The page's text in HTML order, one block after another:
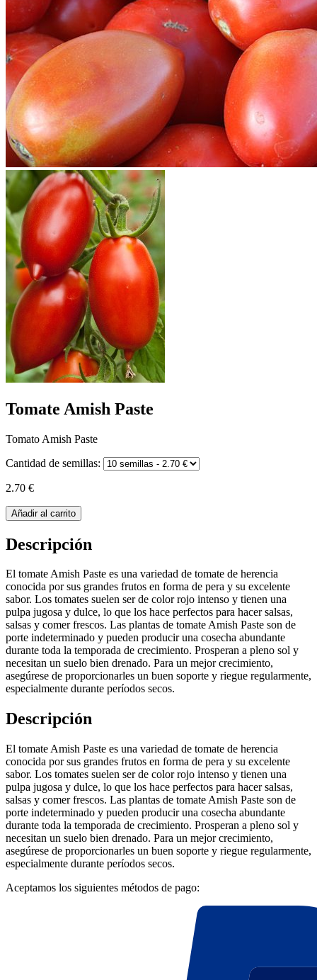
Tomate Amish Paste
Tomato Amish Paste
Cantidad de semillas:
2.70 €
Añadir al carrito
Descripción
El tomate Amish Paste es una variedad de tomate de herencia
conocida por sus grandes frutos en forma de pera y su excelente
sabor. Los tomates suelen ser de color rojo intenso y tienen una
pulpa jugosa y dulce, lo que los hace perfectos para hacer salsas,
salsas y comer frescos. Las plantas de tomate Amish Paste son de
porte indeterminado y pueden producir una cosecha abundante
durante toda la temporada de crecimiento. Prosperan a pleno sol y
necesitan un suelo bien drenado. Para un mejor crecimiento,
asegúrese de proporcionarles un buen soporte y riegue regularmente,
especialmente durante períodos secos.
Descripción
El tomate Amish Paste es una variedad de tomate de herencia
conocida por sus grandes frutos en forma de pera y su excelente
sabor. Los tomates suelen ser de color rojo intenso y tienen una
pulpa jugosa y dulce, lo que los hace perfectos para hacer salsas,
salsas y comer frescos. Las plantas de tomate Amish Paste son de
porte indeterminado y pueden producir una cosecha abundante
durante toda la temporada de crecimiento. Prosperan a pleno sol y
necesitan un suelo bien drenado. Para un mejor crecimiento,
asegúrese de proporcionarles un buen soporte y riegue regularmente,
especialmente durante períodos secos.
Aceptamos los siguientes métodos de pago: